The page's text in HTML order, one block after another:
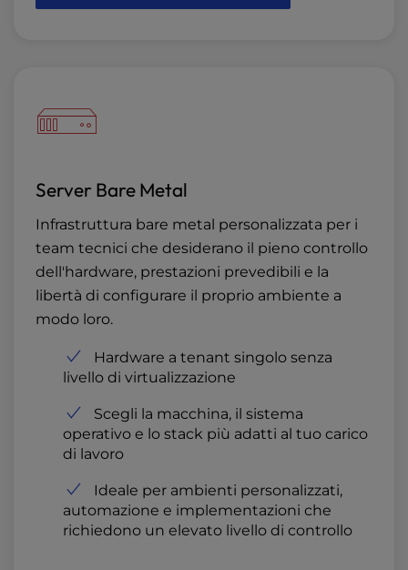
Server Bare Metal
Infrastruttura bare metal personalizzata per i
team tecnici che desiderano il pieno controllo
dell'hardware, prestazioni prevedibili e la
libertà di configurare il proprio ambiente a
modo loro.
Hardware a tenant singolo senza
livello di virtualizzazione
Scegli la macchina, il sistema
operativo e lo stack più adatti al tuo carico
di lavoro
Ideale per ambienti personalizzati,
automazione e implementazioni che
richiedono un elevato livello di controllo